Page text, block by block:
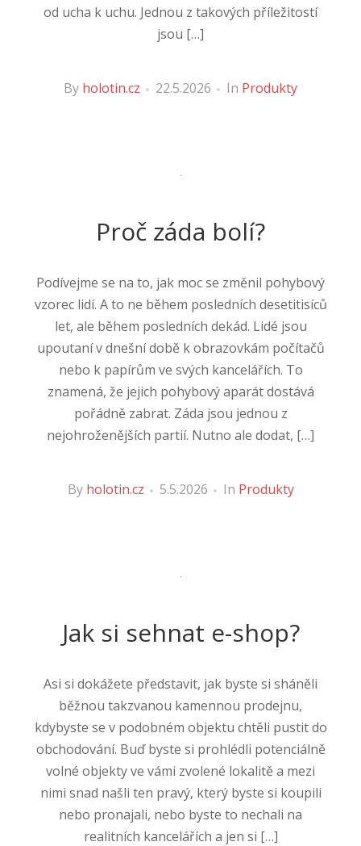
od ucha k uchu. Jednou z takových příležitostí
jsou […]
By holotin.cz 22.5.2026 In Produkty
Proč záda bolí?
Podívejme se na to, jak moc se změnil pohybový
vzorec lidí. A to ne během posledních desetitisíců
let, ale během posledních dekád. Lidé jsou
upoutaní v dnešní době k obrazovkám počítačů
nebo k papírům ve svých kancelářích. To
znamená, že jejich pohybový aparát dostává
pořádně zabrat. Záda jsou jednou z
nejohroženějších partií. Nutno ale dodat, […]
By holotin.cz 5.5.2026 In Produkty
Jak si sehnat e-shop?
Asi si dokážete představit, jak byste si sháněli
běžnou takzvanou kamennou prodejnu,
kdybyste se v podobném objektu chtěli pustit do
obchodování. Buď byste si prohlédli potenciálně
volné objekty ve vámi zvolené lokalitě a mezi
nimi snad našli ten pravý, který byste si koupili
nebo pronajali, nebo byste to nechali na
realitních kancelářích a jen si […]